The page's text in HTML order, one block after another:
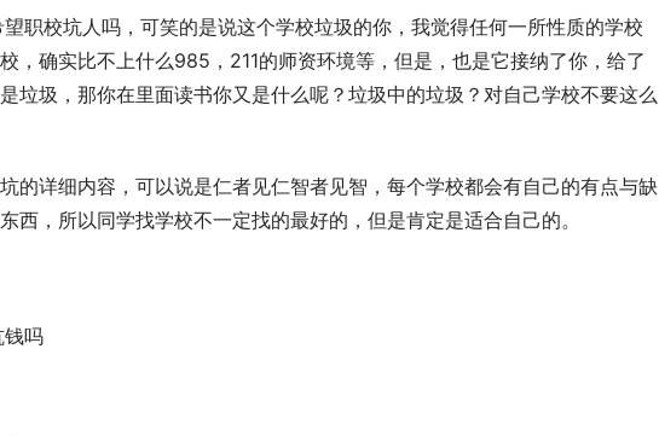
职校坑人吗，可笑的是说这个学校垃圾的你，我觉得任何一所性质的学校
，确实比不上什么985，211的师资环境等，但是，也是它接纳了你，给了
垃圾，那你在里面读书你又是什么呢？垃圾中的垃圾？对自己学校不要这么
的详细内容，可以说是仁者见仁智者见智，每个学校都会有自己的有点与缺
西，所以同学找学校不一定找的最好的，但是肯定是适合自己的。
钱吗